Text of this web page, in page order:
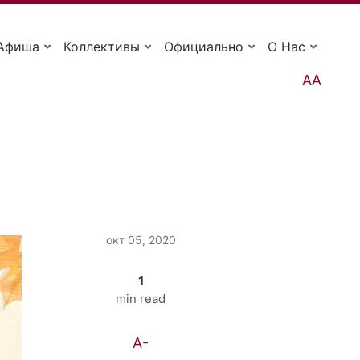
Коллективы Официально О Нас
АА
окт 05, 2020
1
min read
A-